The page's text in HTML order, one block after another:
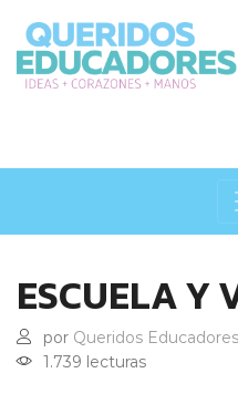
ESCUELA Y
por Queridos Educadores
1.739 lecturas